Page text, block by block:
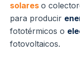
solares o
para producir
fototérmicos o
fotovoltaicos.